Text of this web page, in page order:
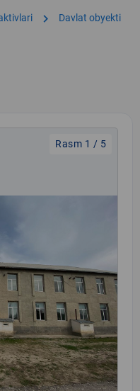
chevron_right Davlat obyekti
Rasm 1 / 5